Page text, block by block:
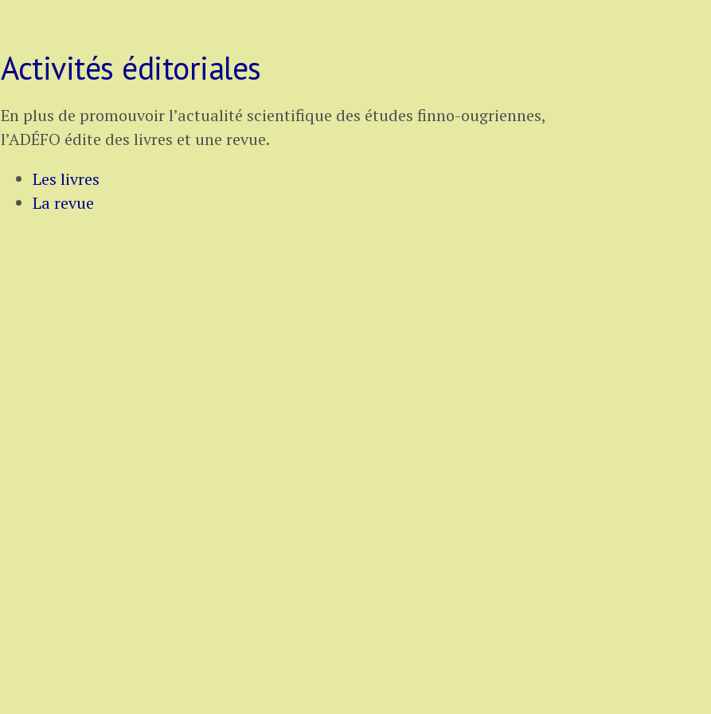
Activités éditoriales
En plus de promouvoir l’actualité scientifique des études finno-ougriennes,
l’ADÉFO édite des livres et une revue.
Les livres
La revue